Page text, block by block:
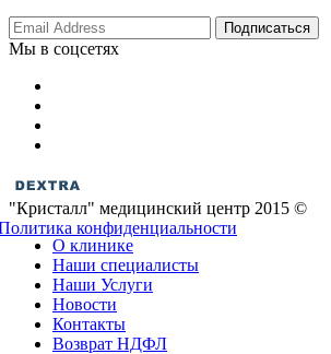
Мы в соцсетях
"Кристалл" медицинский центр 2015 ©
конфиденциальности
О клинике
Наши специалисты
Наши Услуги
Новости
Контакты
Возврат НДФЛ